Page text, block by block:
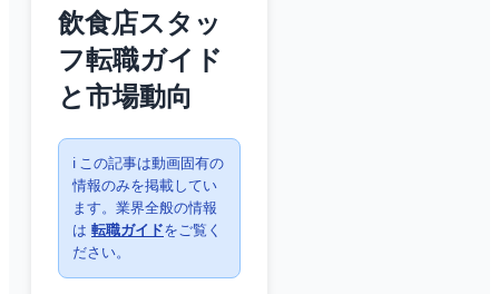
飲食店スタッ
フ転職ガイド
と市場動向
ℹ️ この記事は動画固有の
情報のみを掲載してい
ます。業界全般の情報
は 転職ガイドをご覧く
ださい。